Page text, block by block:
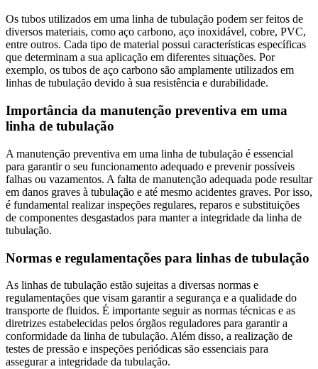
Os tubos utilizados em uma linha de tubulação podem ser feitos de
diversos materiais, como aço carbono, aço inoxidável, cobre, PVC,
entre outros. Cada tipo de material possui características específicas
que determinam a sua aplicação em diferentes situações. Por
exemplo, os tubos de aço carbono são amplamente utilizados em
linhas de tubulação devido à sua resistência e durabilidade.
Importância da manutenção preventiva em uma
linha de tubulação
A manutenção preventiva em uma linha de tubulação é essencial
para garantir o seu funcionamento adequado e prevenir possíveis
falhas ou vazamentos. A falta de manutenção adequada pode resultar
em danos graves à tubulação e até mesmo acidentes graves. Por isso,
é fundamental realizar inspeções regulares, reparos e substituições
de componentes desgastados para manter a integridade da linha de
tubulação.
Normas e regulamentações para linhas de tubulação
As linhas de tubulação estão sujeitas a diversas normas e
regulamentações que visam garantir a segurança e a qualidade do
transporte de fluidos. É importante seguir as normas técnicas e as
diretrizes estabelecidas pelos órgãos reguladores para garantir a
conformidade da linha de tubulação. Além disso, a realização de
testes de pressão e inspeções periódicas são essenciais para
assegurar a integridade da tubulação.